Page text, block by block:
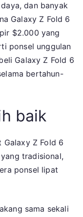
dan banyak
Galaxy Z Fold 6
$2.000 yang
ponsel unggulan
Galaxy Z Fold 6
bertahun-
baik
Galaxy Z Fold 6
tradisional,
ponsel lipat
sama sekali